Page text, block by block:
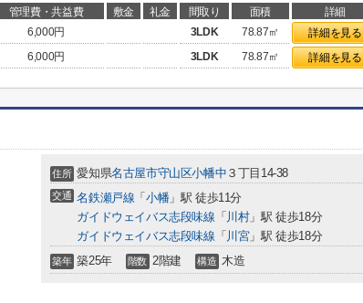
管理費・共益費 敷金 礼金 間取り 面積 詳細
6,000円 3LDK 78.87㎡ 詳細を見る
6,000円 3LDK 78.87㎡ 詳細を見る
住所 愛知県名古屋市守山区小幡中 ３丁目14-38
交通 名鉄瀬戸線 「 小幡 」駅 徒歩11分
ガイドウェイバス志段味線 「 川村」駅 徒歩18分
ガイドウェイバス志段味線 「 川宮」駅 徒歩18分
築年 築25年 階数 2階建 構造 木造